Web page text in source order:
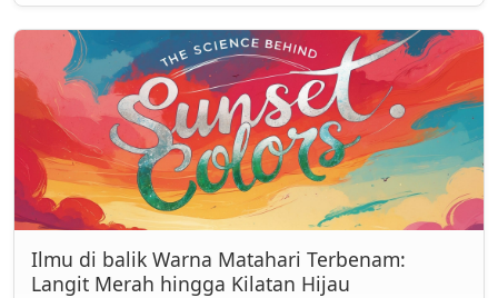
Ilmu di balik Warna Matahari Terbenam:
Langit Merah hingga Kilatan Hijau